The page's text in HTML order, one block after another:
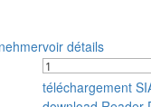
voir détails
téléchargement